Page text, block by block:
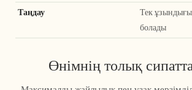
Таңдау
Тек
болады
Өнімнің толық